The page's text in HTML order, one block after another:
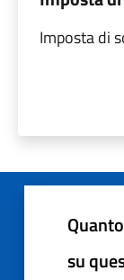
Imposta di
su